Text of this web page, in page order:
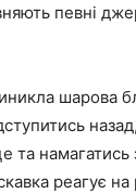
певні
шарова
та намагатись
реагує на